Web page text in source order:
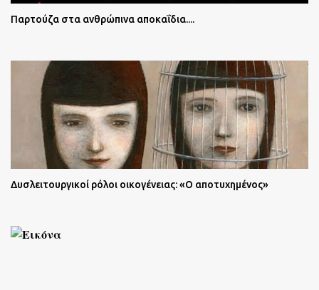
Παρτούζα στα ανθρώπινα αποκαΐδια....
Δυσλειτουργικοί ρόλοι οικογένειας: «Ο αποτυχημένος»